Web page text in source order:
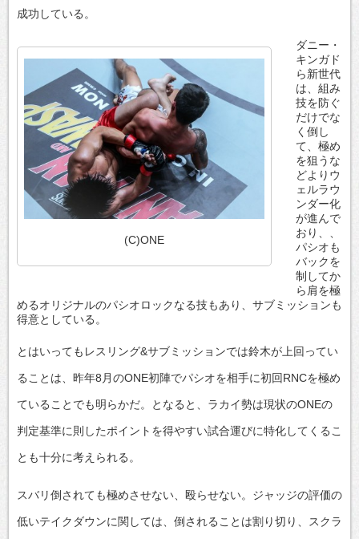
成功している。
(C)ONE
ダニー・
キンガド
ら新世代
は、組み
技を防ぐ
だけでな
く倒し
て、極め
を狙うな
どよりウ
ェルラウ
ンダー化
が進んで
おり、、
パシオも
バックを
制してか
ら肩を極
めるオリジナルのパシオロックなる技もあり、サブミッションも
得意としている。
とはいってもレスリング&サブミッションでは鈴木が上回ってい
ることは、昨年8月のONE初陣でパシオを相手に初回RNCを極め
ていることでも明らかだ。となると、ラカイ勢は現状のONEの
判定基準に則したポイントを得やすい試合運びに特化してくるこ
とも十分に考えられる。
スバリ倒されても極めさせない、殴らせない。ジャッジの評価の
低いテイクダウンに関しては、倒されることは割り切り、スクラ